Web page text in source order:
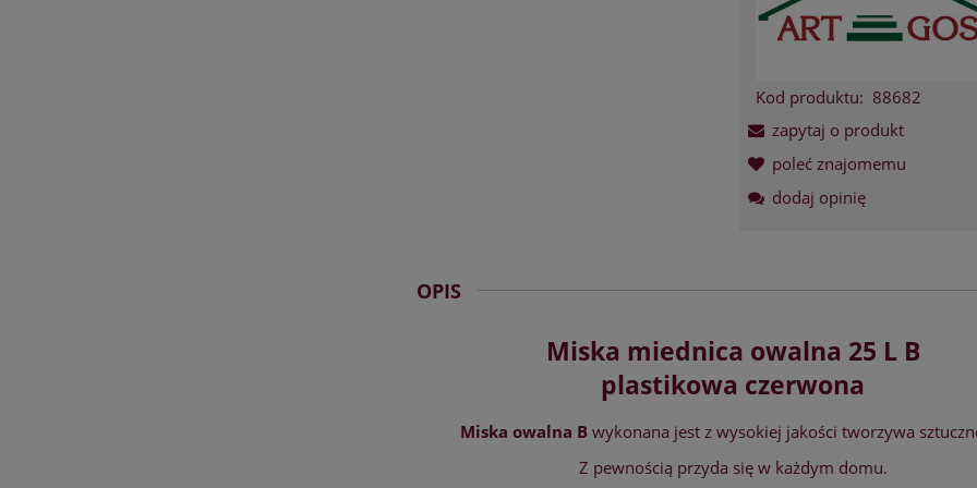
Kod produktu: 88682
zapytaj o produkt
poleć znajomemu
dodaj opinię
OPIS
Miska miednica owalna 25 L B
plastikowa czerwona
Miska owalna B wykonana jest z wysokiej jakości tworzywa
Z pewnością przyda się w każdym domu.